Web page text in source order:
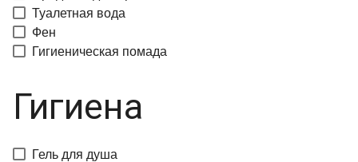
Туалетная вода
Фен
Гигиеническая помада
Гигиена
Гель для душа